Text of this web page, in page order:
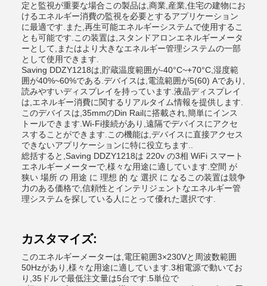
定と監視が重要な場合この製品は,商業,産業,住宅の建物にお
けるエネルギー消費の監視を必要とするアプリケーション
に最適です.また,再生可能エネルギーシステムで使用するこ
とも可能です.この装置は,スタンドアロンエネルギーメータ
ーとして,またはより大きなエネルギー管理システムの一部
として使用できます.
Saving DDZY1218は,貯蔵温度範囲が-40°C~+70°C,湿度範
囲が40%~60%である.デバイスは,電流範囲が5(60) Aであり,
読みやすいディスプレイを持っています.液晶ディスプレイ
は,エネルギー消費に関するリアルタイム情報を提供します.
このデバイスは,35mmのDin Railに搭載され,簡単にインス
トールできます.Wi-Fi接続があり,遠隔でデバイスにアクセ
スすることができます.この機能は,デバイスに直接アクセス
できないアプリケーションに特に役立ちます..
総括すると,Saving DDZY1218は 220v の3相 WiFi スマート
エネルギーメーターで,様々な用途に適しています.空間 が
狭い 場所 の 用途 に 理想 的 な 選択 に なるこの装置は競争
力のある価格で,信頼性とインテリジェントなエネルギー管
理システムを探している人にとって優れた選択です.
カスタマイズ:
このエネルギーメーターは,電圧範囲3×230Vと周波数範囲
50Hzがあり,様々な用途に適しています.3相電源で動いてお
り,35ドルで最低注文量は5台です.5単位で